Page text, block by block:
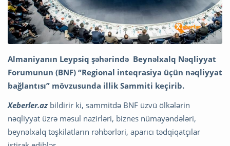
Almaniyanın Leypsiq şəhərində Beynəlxalq Nəqliyyat
Forumunun (BNF) “Regional inteqrasiya üçün nəqliyyat
bağlantısı” mövzusunda illik Sammiti keçirib.
Xeberler.az bildirir ki, sammitdə BNF üzvü ölkələrin
nəqliyyat üzrə məsul nazirləri, biznes nümayəndələri,
beynəlxalq təşkilatların rəhbərləri, aparıcı tədqiqatçılar